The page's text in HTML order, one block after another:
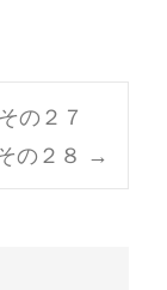
の２７
の２８ →